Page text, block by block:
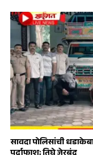
सावदा पोलिसांची